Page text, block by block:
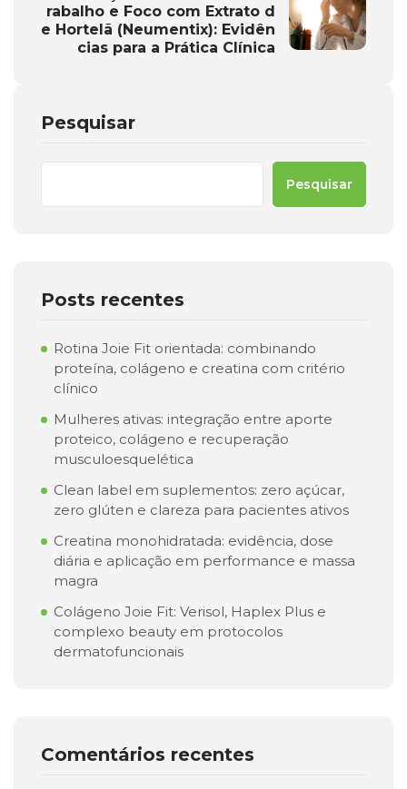
rabalho e Foco com Extrato d
e Hortelã (Neumentix): Evidên
cias para a Prática Clínica
Pesquisar
Pesquisar
Posts recentes
Rotina Joie Fit orientada: combinando
proteína, colágeno e creatina com critério
clínico
Mulheres ativas: integração entre aporte
proteico, colágeno e recuperação
musculoesquelética
Clean label em suplementos: zero açúcar,
zero glúten e clareza para pacientes ativos
Creatina monohidratada: evidência, dose
diária e aplicação em performance e massa
magra
Colágeno Joie Fit: Verisol, Haplex Plus e
complexo beauty em protocolos
dermatofuncionais
Comentários recentes